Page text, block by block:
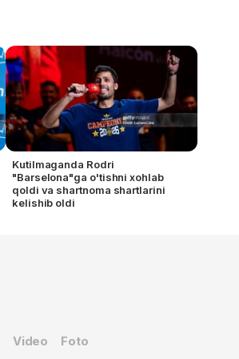
Kutilmaganda Rodri
"Barselona"ga o'tishni xohlab
qoldi va shartnoma shartlarini
kelishib oldi
Video Foto